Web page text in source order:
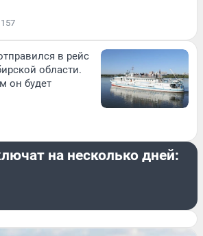
157
в рейс
области.
он будет
на несколько дней: